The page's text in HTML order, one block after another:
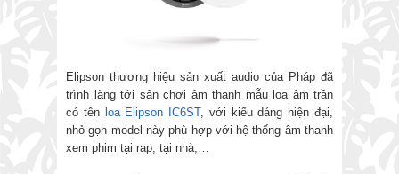
Elipson thương hiệu sản xuất audio của Pháp đã
trình làng tới sân chơi âm thanh mẫu loa âm trần
có tên loa Elipson IC6ST, với kiểu dáng hiện đại,
nhỏ gọn model này phù hợp với hệ thống âm thanh
xem phim tại rạp, tại nhà,…